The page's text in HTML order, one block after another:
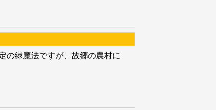
の緑魔法ですが、故郷の農村に